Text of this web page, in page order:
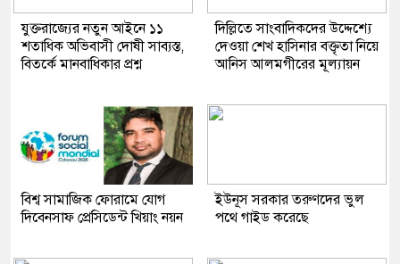
যুক্তরাজ্যের নতুন আইনে ১১
শতাধিক অভিবাসী দোষী সাব্যস্ত,
বিতর্কে মানবাধিকার প্রশ্ন
দিল্লিতে সাংবাদিকদের উদ্দেশ্যে
দেওয়া শেখ হাসিনার বক্তৃতা নিয়ে
আনিস আলমগীরের মূল্যায়ন
বিশ্ব সামাজিক ফোরামে যোগ
দিবেনসাফ প্রেসিডেন্ট খিয়াং নয়ন
ইউনূস সরকার তরুণদের ভুল
পথে গাইড করেছে